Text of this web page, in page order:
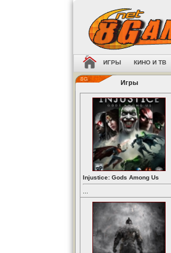
ИГРЫ КИНО И ТВ
Игры
Injustice: Gods Among Us